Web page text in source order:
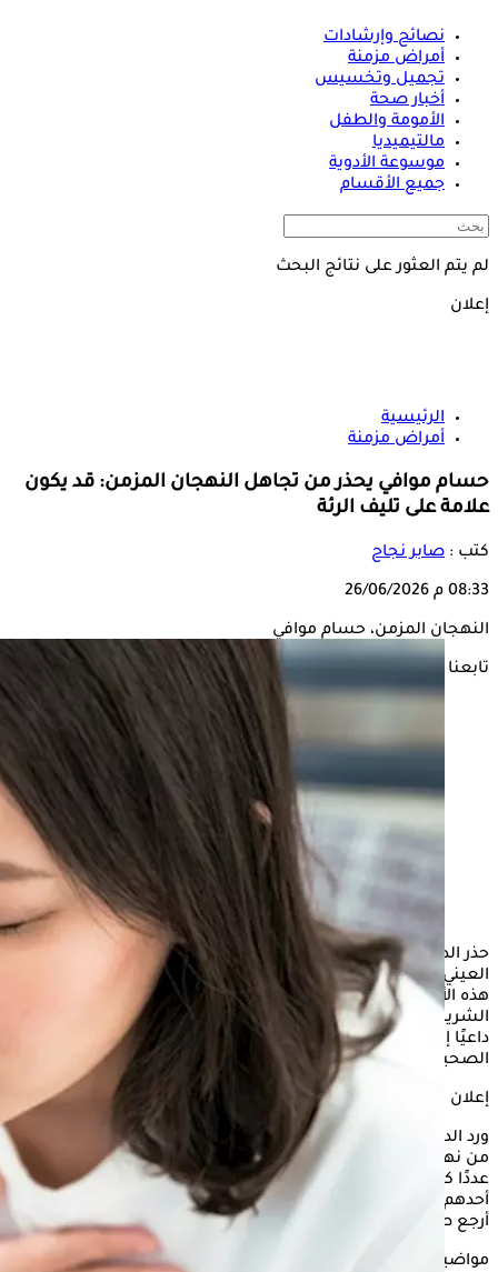
نصائح وإرشادات
أمراض مزمنة
تجميل وتخسيس
أخبار صحة
الأمومة والطفل
مالتيميديا
موسوعة الأدوية
جميع الأقسام
لم يتم العثور على نتائج البحث
إعلان
الرئيسية
أمراض مزمنة
حسام موافي يحذر من تجاهل النهجان المزمن: قد يكون
علامة على تليف الرئة
كتب : صابر نجاح
08:33 م 26/06/2026
النهجان المزمن، حسام موافي
تابعنا على
حذر الدكتور حسام موافي، أستاذ الحالات الحرجة بكلية طب قصر
العيني، من التهاون مع أعراض
النهجان والكحة المزمنة، مؤكدًا أن
هذه الأعراض قد تشير إلى الإصابة بتليف الرئة أو ارتفاع ضغط
الشريان الرئوي، وليس بالضرورة أن تكون ناتجة عن ارتجاع المريء،
داعيًا إلى إجراء الفحوصات الدقيقة للوصول إلى التشخيص
الصحيح.
إعلان
ورد الدكتور حسام موافي على رسالة من سيدة أوضحت أنها تعاني
من نهجان وكحة مصحوبة ببلغممنذ عدة سنوات، وأنها راجعت
عددًا كبيرًا من الأطباء، وتلقت تشخيصات مختلفة، حيث أخبرها
أحدهم بأنها مصابة بتليف في الرئة، بينما نفى البعض ذلك، في حين
أرجع طبيب ثالث الأعراض إلى ارتجاع المريء.
مواضيع ذات صلة